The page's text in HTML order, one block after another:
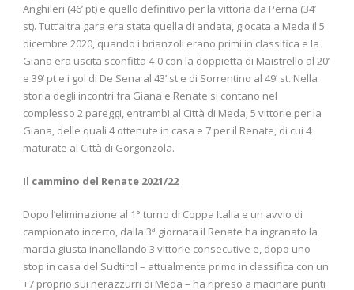
Anghileri (46’ pt) e quello definitivo per la vittoria da Perna (34’
st). Tutt’altra gara era stata quella di andata, giocata a Meda il 5
dicembre 2020, quando i brianzoli erano primi in classifica e la
Giana era uscita sconfitta 4-0 con la doppietta di Maistrello al 20’
e 39’ pt e i gol di De Sena al 43’ st e di Sorrentino al 49’ st. Nella
storia degli incontri fra Giana e Renate si contano nel
complesso 2 pareggi, entrambi al Città di Meda; 5 vittorie per la
Giana, delle quali 4 ottenute in casa e 7 per il Renate, di cui 4
maturate al Città di Gorgonzola.
Il cammino del Renate 2021/22
Dopo l’eliminazione al 1° turno di Coppa Italia e un avvio di
campionato incerto, dalla 3ª giornata il Renate ha ingranato la
marcia giusta inanellando 3 vittorie consecutive e, dopo uno
stop in casa del Sudtirol – attualmente primo in classifica con un
+7 proprio sui nerazzurri di Meda – ha ripreso a macinare punti